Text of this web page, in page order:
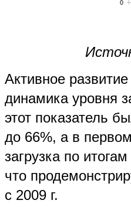
Активное
динамика уровня
этот показатель
до 66%, а в
загрузка по
что
с 2009 г.